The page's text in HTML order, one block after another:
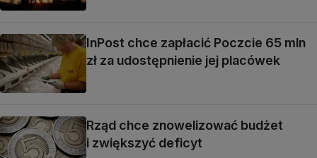
InPost chce zapłacić Poczcie 65 mln
zł za udostępnienie jej placówek
Rząd chce znowelizować budżet
i zwiększyć deficyt